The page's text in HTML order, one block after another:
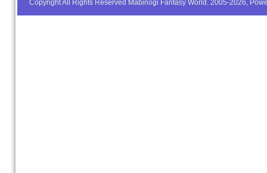
Copyright All Rights Reserved Mabinogi Fantasy World. 2005-2026,